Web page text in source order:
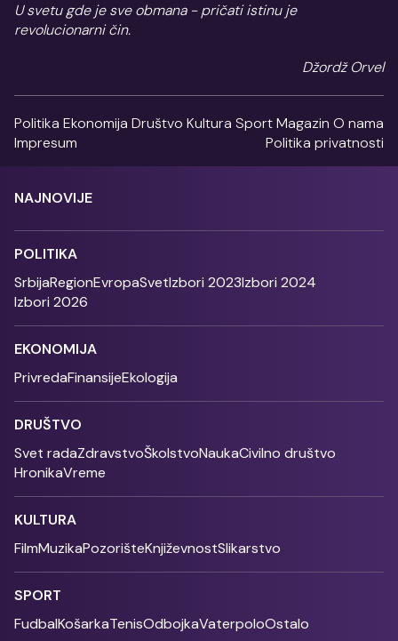
U svetu gde je sve obmana - pričati istinu je
revolucionarni čin.
Džordž Orvel
Politika Ekonomija Društvo Kultura SportMagazin O nama
Impresum
Politika privatnosti
NAJNOVIJE
POLITIKA
SrbijaRegionEvropaSvetIzbori 2023Izbori 2024
Izbori 2026
EKONOMIJA
PrivredaFinansijeEkologija
DRUŠTVO
Svet radaZdravstvoŠkolstvoNaukaCivilno društvo
HronikaVreme
KULTURA
FilmMuzikaPozorišteKnjiževnostSlikarstvo
SPORT
FudbalKošarkaTenisOdbojkaVaterpoloOstalo